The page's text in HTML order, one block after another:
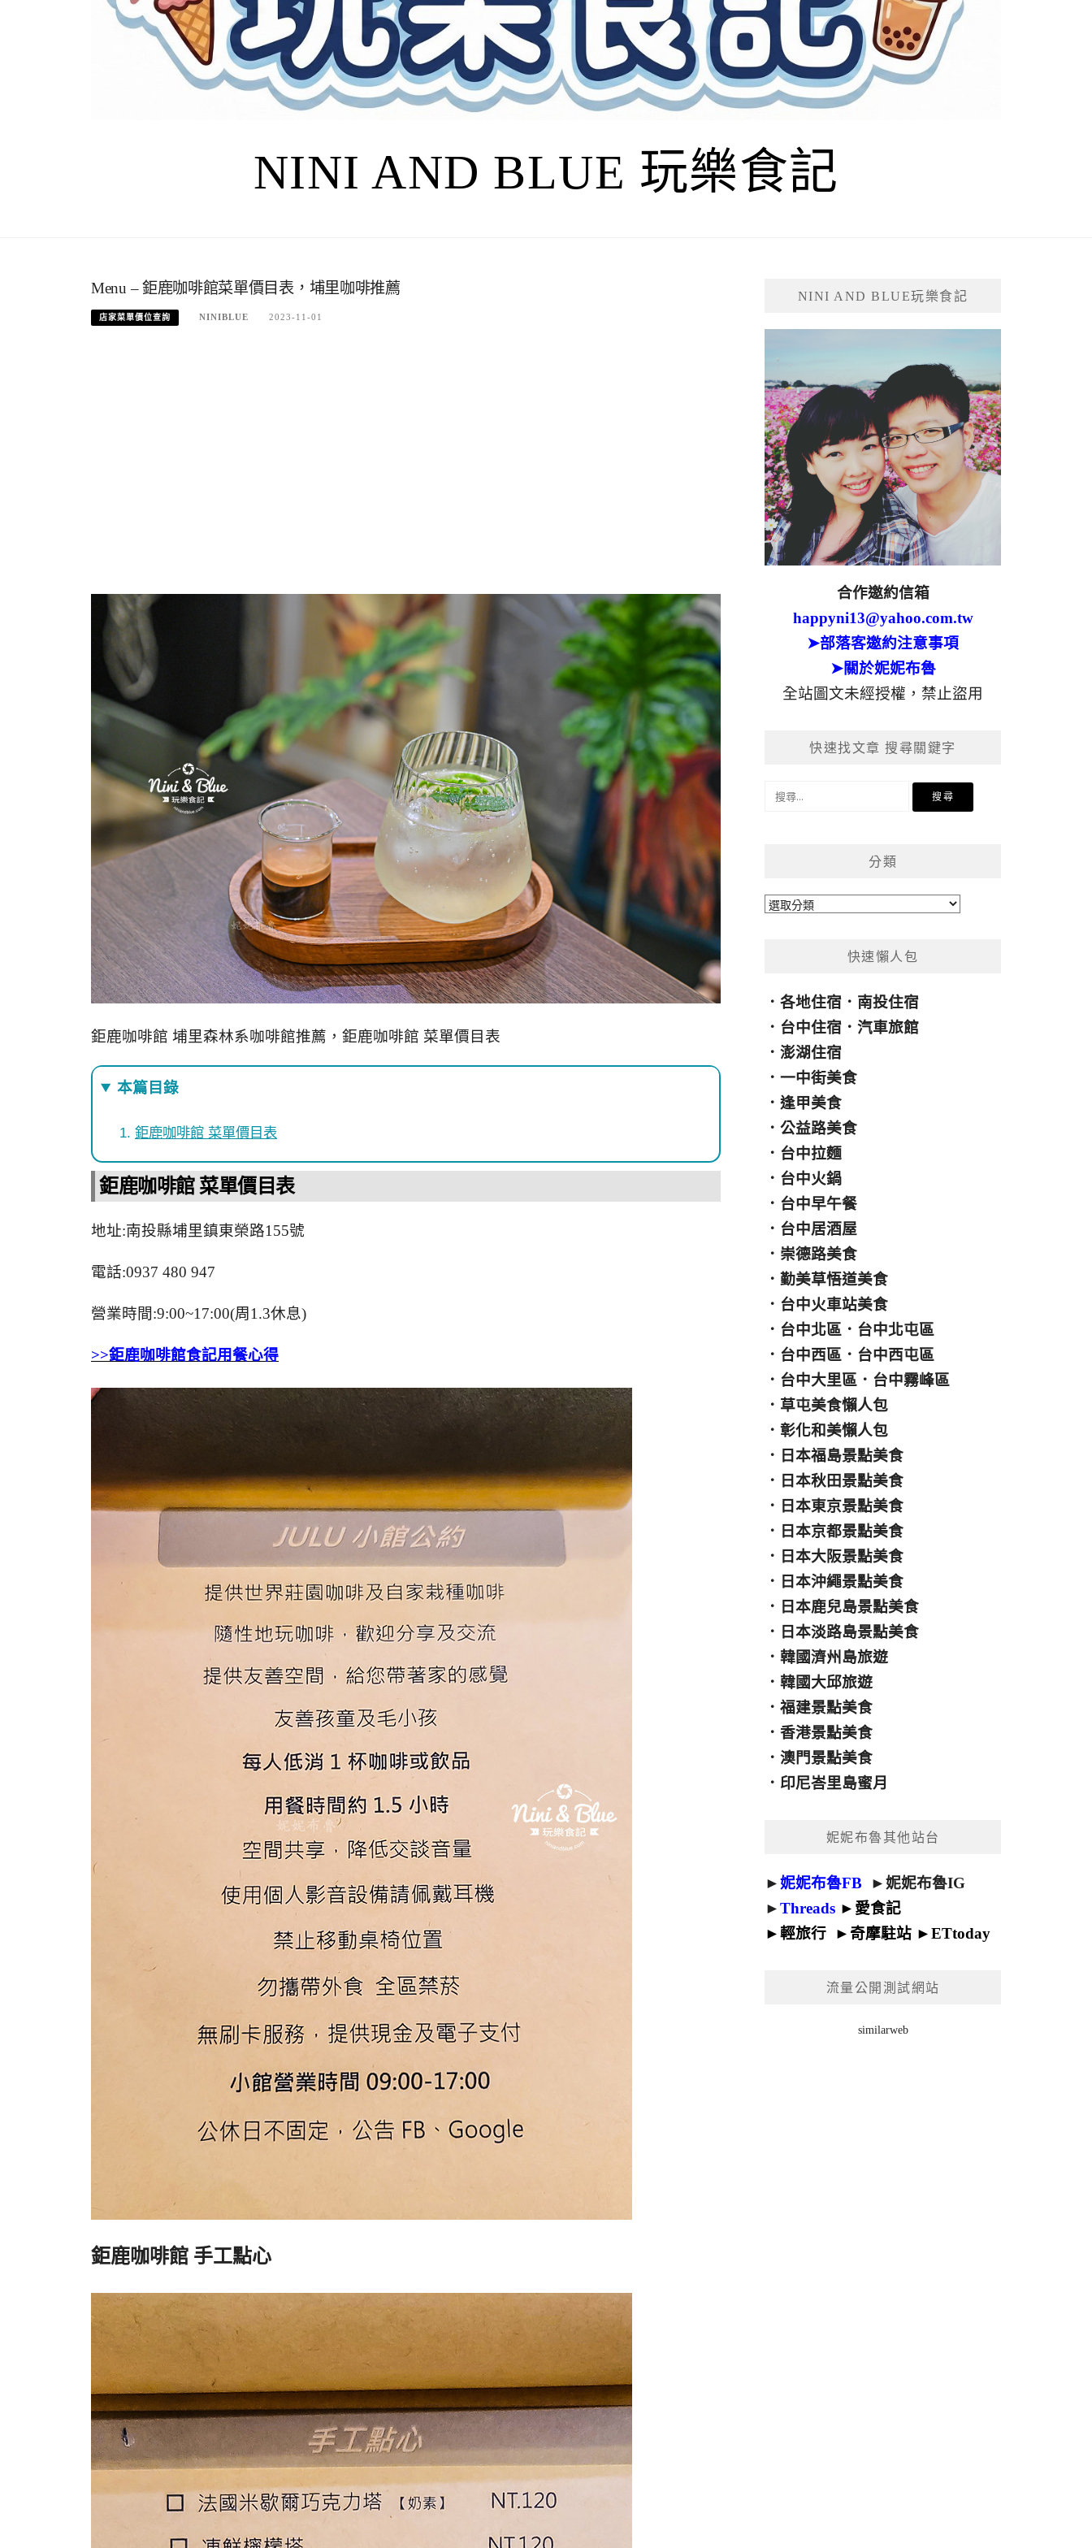
NINI AND BLUE 玩樂食記
Menu – 鉅鹿咖啡館菜單價目表，埔里咖啡推薦
店家菜單價位查詢 NINIBLUE 2023-11-01
鉅鹿咖啡館 埔里森林系咖啡館推薦，鉅鹿咖啡館 菜單價目表
本篇目錄
鉅鹿咖啡館 菜單價目表
鉅鹿咖啡館 菜單價目表
地址:南投縣埔里鎮東榮路155號
電話:0937 480 947
營業時間:9:00~17:00(周1.3休息)
>>鉅鹿咖啡館食記用餐心得
鉅鹿咖啡館 手工點心
NINI AND BLUE玩樂食記
合作邀約信箱
happyni13@yahoo.com.tw
➤部落客邀約注意事項
➤關於妮妮布魯
全站圖文未經授權，禁止盜用
快速找文章 搜尋關鍵字
分類
分
快速懶人包
．各地住宿 ． 南投住宿
． 台中住宿 ．汽車旅館
．澎湖住宿
．一中街美食
．逢甲美食
．公益路美食
． 台中拉麵
． 台中火鍋
． 台中早午餐
． 台中居酒屋
． 崇德路美食
．勤美草悟道美食
． 台中火車站美食
． 台中北區 ． 台中北屯區
． 台中西區 ． 台中西屯區
． 台中大里區 ． 台中霧峰區
． 草屯美食懶人包
．彰化和美懶人包
． 日本福島景點美食
． 日本秋田景點美食
． 日本東京景點美食
． 日本京都景點美食
． 日本大阪景點美食
． 日本沖繩景點美食
． 日本鹿兒島景點美食
． 日本淡路島景點美食
．韓國濟州島旅遊
．韓國大邱旅遊
．福建景點美食
．香港景點美食
．澳門景點美食
． 印尼峇里島蜜月
妮妮布魯其他站台
►妮妮布魯FB ►妮妮布魯IG
►Threads ► 愛食記
►輕旅行 ► 奇摩駐站 ►ETtoday
流量公開測試網站
similarweb